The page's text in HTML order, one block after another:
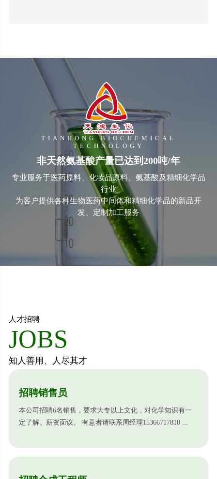
TIANHONG BIOCHEMICAL
TECHNOLOGY
非天然氨基酸产量已达到200吨/年
专业服务于医药原料、化妆品原料、氨基酸及精细化学品
行业
为客户提供各种生物医药中间体和精细化学品的新品开
发、定制加工服务
人才招聘
JOBS
知人善用、人尽其才
招聘销售员
本公司招聘6名销售，要求大专以上文化，对化学知识有一
定了解。薪资面议。 有意者请联系周经理15366717810 ...